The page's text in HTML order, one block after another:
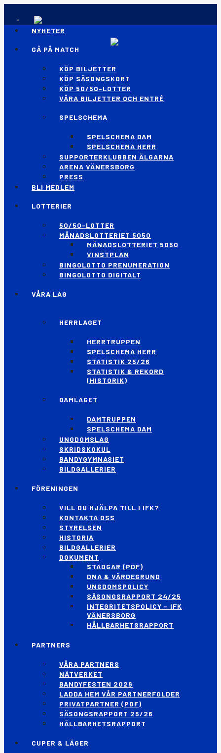
NYHETER
GÅ PÅ MATCH
KÖP BILJETTER
KÖP SÄSONGSKORT
KÖP 50/50-LOTTER
VÅRA BILJETTER OCH ENTRÉ
SPELSCHEMA
SPELSCHEMA DAM
SPELSCHEMA HERR
SUPPORTERKLUBBEN ÄLGARNA
ARENA VÄNERSBORG
PRESS
BLI MEDLEM
LOTTERIER
50/50-LOTTER
MÅNADSLOTTERIET 5050
MÅNADSLOTTERIET 5050
VINSTPLAN
BINGOLOTTO PRENUMERATION
BINGOLOTTO DIGITALT
VÅRA LAG
HERRLAGET
HERRTRUPPEN
SPELSCHEMA HERR
STATISTIK 25/26
STATISTIK & REKORD
(HISTORIK)
DAMLAGET
DAMTRUPPEN
SPELSCHEMA DAM
UNGDOMSLAG
SKRIDSKOKUL
BANDYGYMNASIET
BILDGALLERIER
FÖRENINGEN
VILL DU HJÄLPA TILL I IFK?
KONTAKTA OSS
STYRELSEN
HISTORIA
BILDGALLERIER
DOKUMENT
STADGAR (PDF)
DNA & VÄRDEGRUND
UNGDOMSPOLICY
SÄSONGSRAPPORT 24/25
INTEGRITETSPOLICY – IFK
VÄNERSBORG
HÅLLBARHETSRAPPORT
PARTNERS
VÅRA PARTNERS
NÄTVERKET
BANDYFESTEN 2026
LADDA HEM VÅR PARTNERFOLDER
PRIVATPARTNER (PDF)
SÄSONGSRAPPORT 25/26
HÅLLBARHETSRAPPORT
CUPER & LÄGER